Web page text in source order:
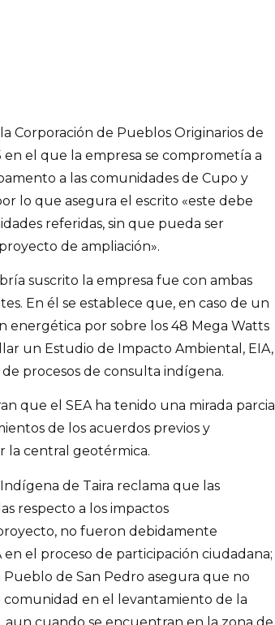
Corporación de Pueblos Originarios de
en el que la empresa se comprometía a
a las comunidades de Cupo y
lo que asegura el escrito «este debe
referidas, sin que pueda ser
de ampliación».
suscrito la empresa fue con ambas
En él se establece que, en caso de un
energética por sobre los 48 Mega Watts
un Estudio de Impacto Ambiental, EIA,
procesos de consulta indígena.
que el SEA ha tenido una mirada parcial
de los acuerdos previos y
la central geotérmica.
de Taira reclama que las
respecto a los impactos
no fueron debidamente
en el proceso de participación ciudadana;
de San Pedro asegura que no
en el levantamiento de la